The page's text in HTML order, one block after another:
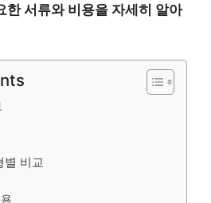
한 서류와 비용을 자세히 알아
별 비교